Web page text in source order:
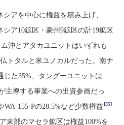
アを中心に権益を積み上げ、
シア10鉱区・豪州9鉱区の計19鉱区
沖とアタカユニットはいずれも
トタルと米ユノカルだった。南ナ
じた35%、タングーユニットは
主導する事業への出資参画だっ
WA-155-Pの28.5%など少数権益[35]
東部のマセラ鉱区は権益100%を